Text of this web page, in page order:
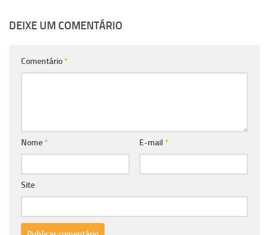
DEIXE UM COMENTÁRIO
Comentário*
Nome* E-mail *
Site